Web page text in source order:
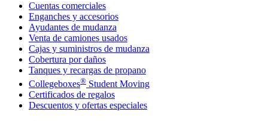
Cuentas comerciales
Enganches y accesorios
Ayudantes de mudanza
Venta de camiones usados
Cajas y suministros de mudanza
Cobertura por daños
Tanques y recargas de propano
Collegeboxes® Student Moving
Certificados de regalos
Descuentos y ofertas especiales